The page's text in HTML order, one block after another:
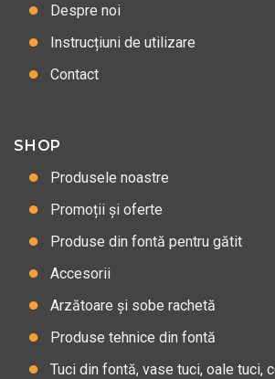
Despre noi
Instrucțiuni de utilizare
Contact
SHOP
Produsele noastre
Promoții și oferte
Produse din fontă pentru gătit
Accesorii
Arzătoare și sobe rachetă
Produse tehnice din fontă
Tuci din fontă, vase tuci, oale tuci,